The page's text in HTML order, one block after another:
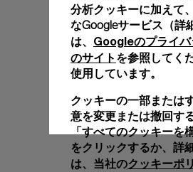
分析クッキーに加えて
なGoogleサービス（詳
は、 Googleのプライ
のサイト を参照してく
使用しています。
クッキーの一部または
意を変更または撤回す
「すべてのクッキーを
をクリックするか、詳
は、当社のクッキーポ